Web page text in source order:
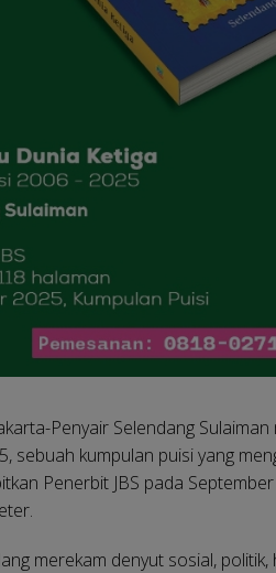
-Penyair Selendang
sebuah kumpulan puisi yang
Penerbit JBS pada
merekam denyut sosial,